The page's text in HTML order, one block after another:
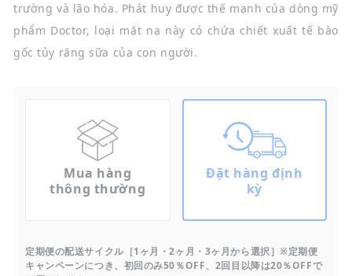
trường và lão hóa. Phát huy được thế mạnh của dòng mỹ
phẩm Doctor, loại mặt nạ này có chứa chiết xuất tế bào
gốc tủy răng sữa của con người.
Mua hàng
thông thường
Đặt hàng định
kỳ
定期便の配送サイクル［1ヶ月・2ヶ月・3ヶ月から選択］※定期便
キャンペーンにつき、初回のみ50％OFF、2回目以降は20％OFFで